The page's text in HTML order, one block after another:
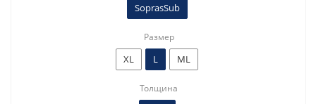
SoprasSub
Размер
XL L ML
Толщина